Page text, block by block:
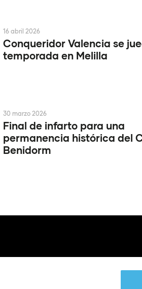
Conqueridor Valencia se
temporada en Melilla
16 abril 2026
Final de infarto para una
permanencia histórica del
Benidorm
30 marzo 2026